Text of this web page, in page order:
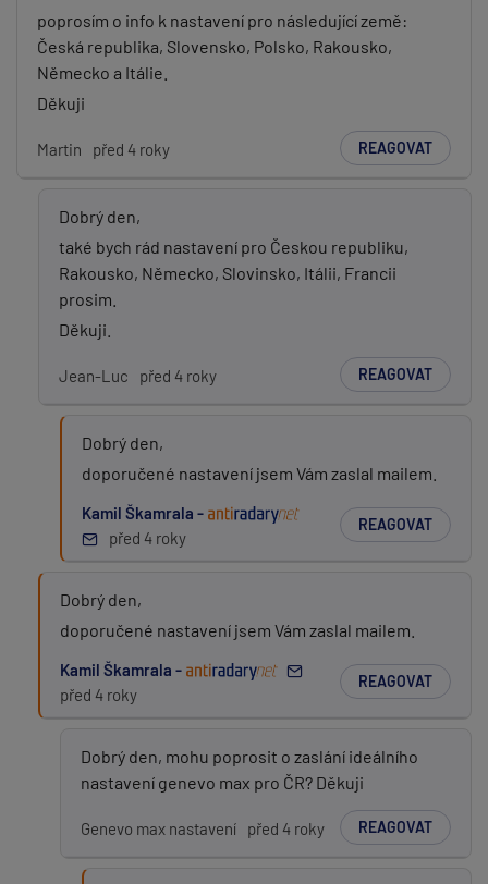
poprosím o info k nastavení pro následující země:
Česká republika, Slovensko, Polsko, Rakousko,
Německo a Itálie.
Děkuji
Martin před 4 roky REAGOVAT
Dobrý den,
také bych rád nastavení pro Českou republiku,
Rakousko, Německo, Slovinsko, Itálii, Francii
prosim.
Děkuji.
Jean-Luc před 4 roky REAGOVAT
Dobrý den,
doporučené nastavení jsem Vám zaslal mailem.
Kamil Škamrala -
před 4 roky
REAGOVAT
Dobrý den,
doporučené nastavení jsem Vám zaslal mailem.
Kamil Škamrala -
před 4 roky
REAGOVAT
Dobrý den, mohu poprosit o zaslání ideálního
nastavení genevo max pro ČR? Děkuji
Genevo max nastavení před 4 roky REAGOVAT